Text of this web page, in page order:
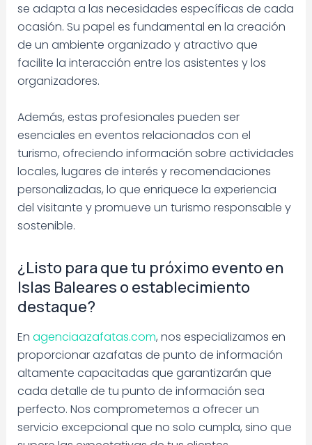
se adapta a las necesidades específicas de cada
ocasión. Su papel es fundamental en la creación
de un ambiente organizado y atractivo que
facilite la interacción entre los asistentes y los
organizadores.
Además, estas profesionales pueden ser
esenciales en eventos relacionados con el
turismo, ofreciendo información sobre actividades
locales, lugares de interés y recomendaciones
personalizadas, lo que enriquece la experiencia
del visitante y promueve un turismo responsable y
sostenible.
¿Listo para que tu próximo evento en
Islas Baleares o establecimiento
destaque?
En agenciaazafatas.com, nos especializamos en
proporcionar azafatas de punto de información
altamente capacitadas que garantizarán que
cada detalle de tu punto de información sea
perfecto. Nos comprometemos a ofrecer un
servicio excepcional que no solo cumpla, sino que